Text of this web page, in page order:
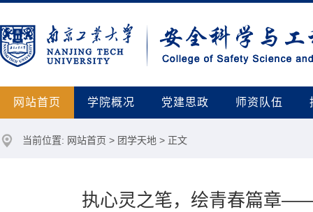
网站首页 学院概况 党建思政 师资队伍
当前位置: 网站首页 > 团学天地 > 正文
执心灵之笔，绘青春篇章